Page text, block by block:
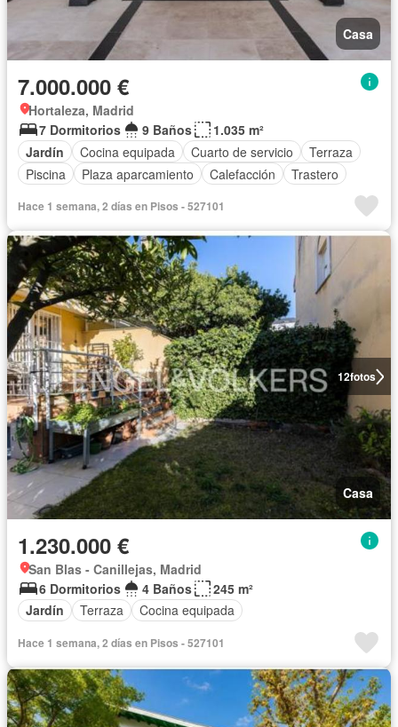
Casa
7.000.000 €
Hortaleza, Madrid
7 Dormitorios
9 Baños
1.035 m²
Jardín
Cocina equipada Cuarto de servicio
Terraza
Piscina
Plaza aparcamiento Calefacción Trastero
Hace 1 semana, 2 días en Pisos - 527101
12fotos
Casa
1.230.000 €
San Blas - Canillejas, Madrid
6 Dormitorios
4 Baños
245 m²
Jardín
Terraza Cocina equipada
Hace 1 semana, 2 días en Pisos - 527101